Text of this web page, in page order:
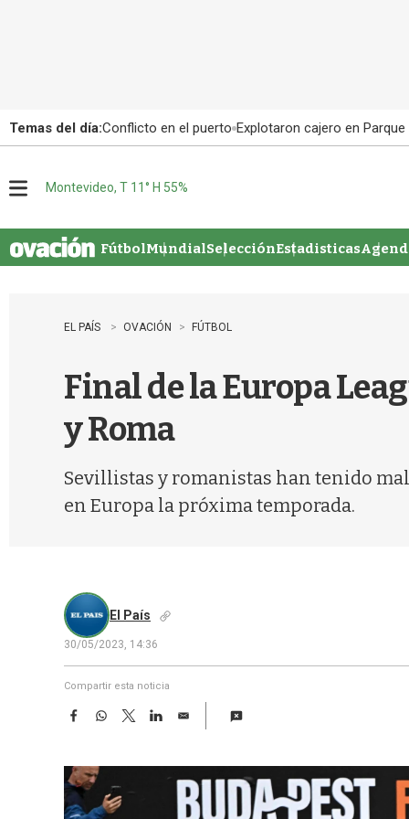
Temas del día:Conflicto en el puerto Explotaron cajero en
u
Montevideo, T 11° H 55%
FútbolMundialSelecciónEstadisticas
EL PAÍS OVACIÓN FÚTBOL
Final de la Europa
y Roma
Sevillistas y romanistas han tenido
en Europa la próxima temporada.
El País
30/05/2023, 14:36
Compartir esta noticia
F
e
b
o
W
t
s
A
T
w
t
L
k
E
i
l